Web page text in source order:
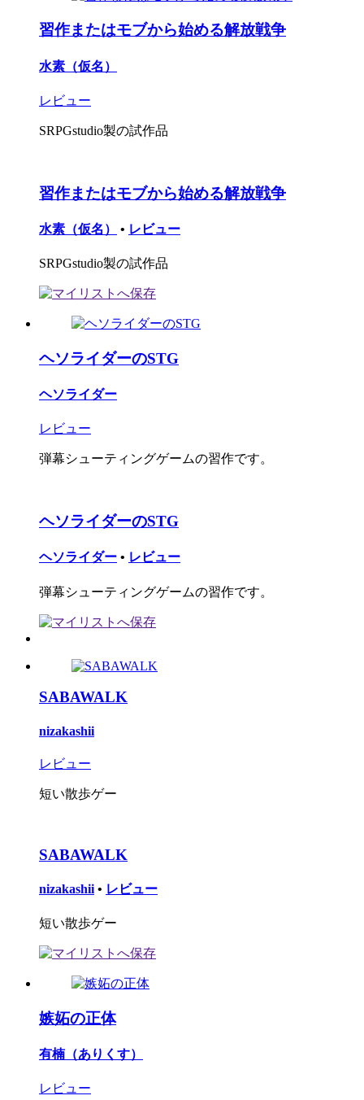
習作またはモブから始める解放戦争
水素（仮名）
レビュー
SRPGstudio製の試作品
習作またはモブから始める解放戦争
水素（仮名） • レビュー
SRPGstudio製の試作品
ヘソライダーのSTG
ヘソライダー
レビュー
弾幕シューティングゲームの習作です。
ヘソライダーのSTG
ヘソライダー • レビュー
弾幕シューティングゲームの習作です。
SABAWALK
nizakashii
レビュー
短い散歩ゲー
SABAWALK
nizakashii • レビュー
短い散歩ゲー
嫉妬の正体
有楠（ありくす）
レビュー